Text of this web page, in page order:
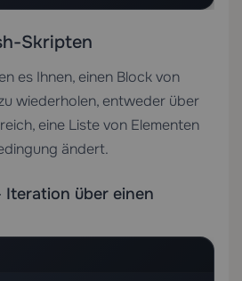
Skripten
es Ihnen, einen Block von
wiederholen, entweder über
eine Liste von Elementen
ändert.
über einen